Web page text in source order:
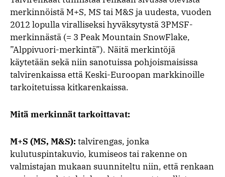
merkinnöistä M+S, MS tai M&S ja uudesta, vuoden
2012 lopulla viralliseksi hyväksytystä 3PMSF-
merkinnästä (= 3 Peak Mountain SnowFlake,
”Alppivuori-merkintä”). Näitä merkintöjä
käytetään sekä niin sanotuissa pohjoismaisissa
talvirenkaissa että Keski-Euroopan markkinoille
tarkoitetuissa kitkarenkaissa.
Mitä merkinnät tarkoittavat:
M+S (MS, M&S): talvirengas, jonka
kulutuspintakuvio, kumiseos tai rakenne on
valmistajan mukaan suunniteltu niin, että renkaan